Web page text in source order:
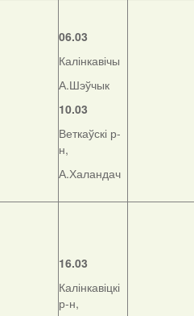
06.03
Калінкавічы
А.Шэўчык
10.03
Веткаўскі р-
н,
А.Халандач
16.03
Калінкавіцкі
р-н,